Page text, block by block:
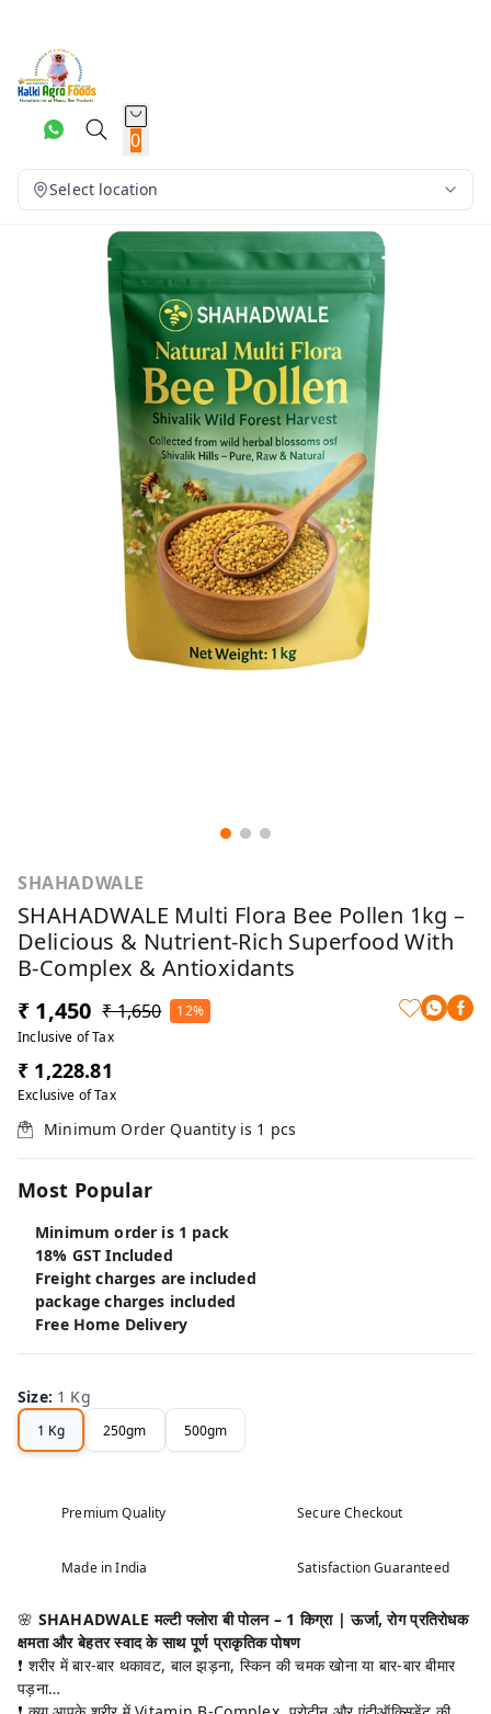
0
Select location
SHAHADWALE
SHAHADWALE Multi Flora Bee Pollen 1kg –
Delicious & Nutrient-Rich Superfood With
B-Complex & Antioxidants
₹ 1,450 ₹ 1,650
12%
Inclusive of Tax
₹ 1,228.81
Exclusive of Tax
Minimum Order Quantity is 1 pcs
Most Popular
Minimum order is 1 pack
18% GST Included
Freight charges are included
package charges included
Free Home Delivery
Size: 1 Kg
1 Kg 250gm 500gm
Premium Quality Secure Checkout
Made in India Satisfaction Guaranteed
🌸 SHAHADWALE मल्टी फ्लोरा बी पोलन – 1 किग्रा | ऊर्जा, रोग प्रतिरोधक
क्षमता और बेहतर स्वाद के साथ पूर्ण प्राकृतिक पोषण
❗ शरीर में बार-बार थकावट, बाल झड़ना, स्किन की चमक खोना या बार-बार बीमार
पड़ना…